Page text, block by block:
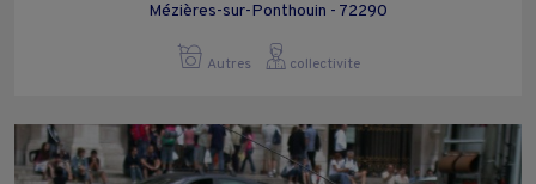
Mézières-sur-Ponthouin - 72290
Autres collectivite